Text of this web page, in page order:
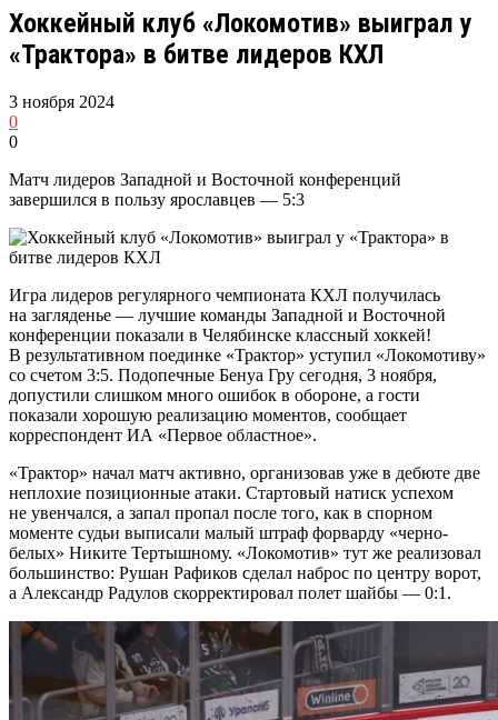
Хоккейный клуб «Локомотив» выиграл у
«Трактора» в битве лидеров КХЛ
3 ноября 2024
0
0
Матч лидеров Западной и Восточной конференций
завершился в пользу ярославцев — 5:3
Игра лидеров регулярного чемпионата КХЛ получилась
на загляденье — лучшие команды Западной и Восточной
конференции показали в Челябинске классный хоккей!
В результативном поединке «Трактор» уступил «Локомотиву»
со счетом 3:5. Подопечные Бенуа Гру сегодня, 3 ноября,
допустили слишком много ошибок в обороне, а гости
показали хорошую реализацию моментов, сообщает
корреспондент ИА «Первое областное».
«Трактор» начал матч активно, организовав уже в дебюте две
неплохие позиционные атаки. Стартовый натиск успехом
не увенчался, а запал пропал после того, как в спорном
моменте судьи выписали малый штраф форварду «черно-
белых» Никите Тертышному. «Локомотив» тут же реализовал
большинство: Рушан Рафиков сделал наброс по центру ворот,
а Александр Радулов скорректировал полет шайбы — 0:1.